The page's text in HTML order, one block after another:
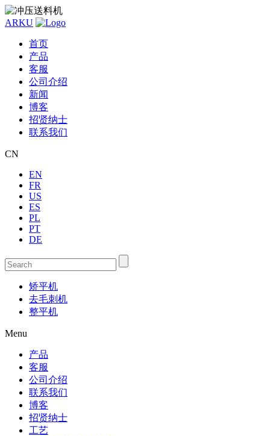
ARKU
首页
产品
客服
公司介绍
新闻
博客
招贤纳士
联系我们
CN
EN
FR
US
ES
PL
PT
DE
矫平机
去毛刺机
整平机
Menu
产品
客服
公司介绍
联系我们
博客
招贤纳士
工艺